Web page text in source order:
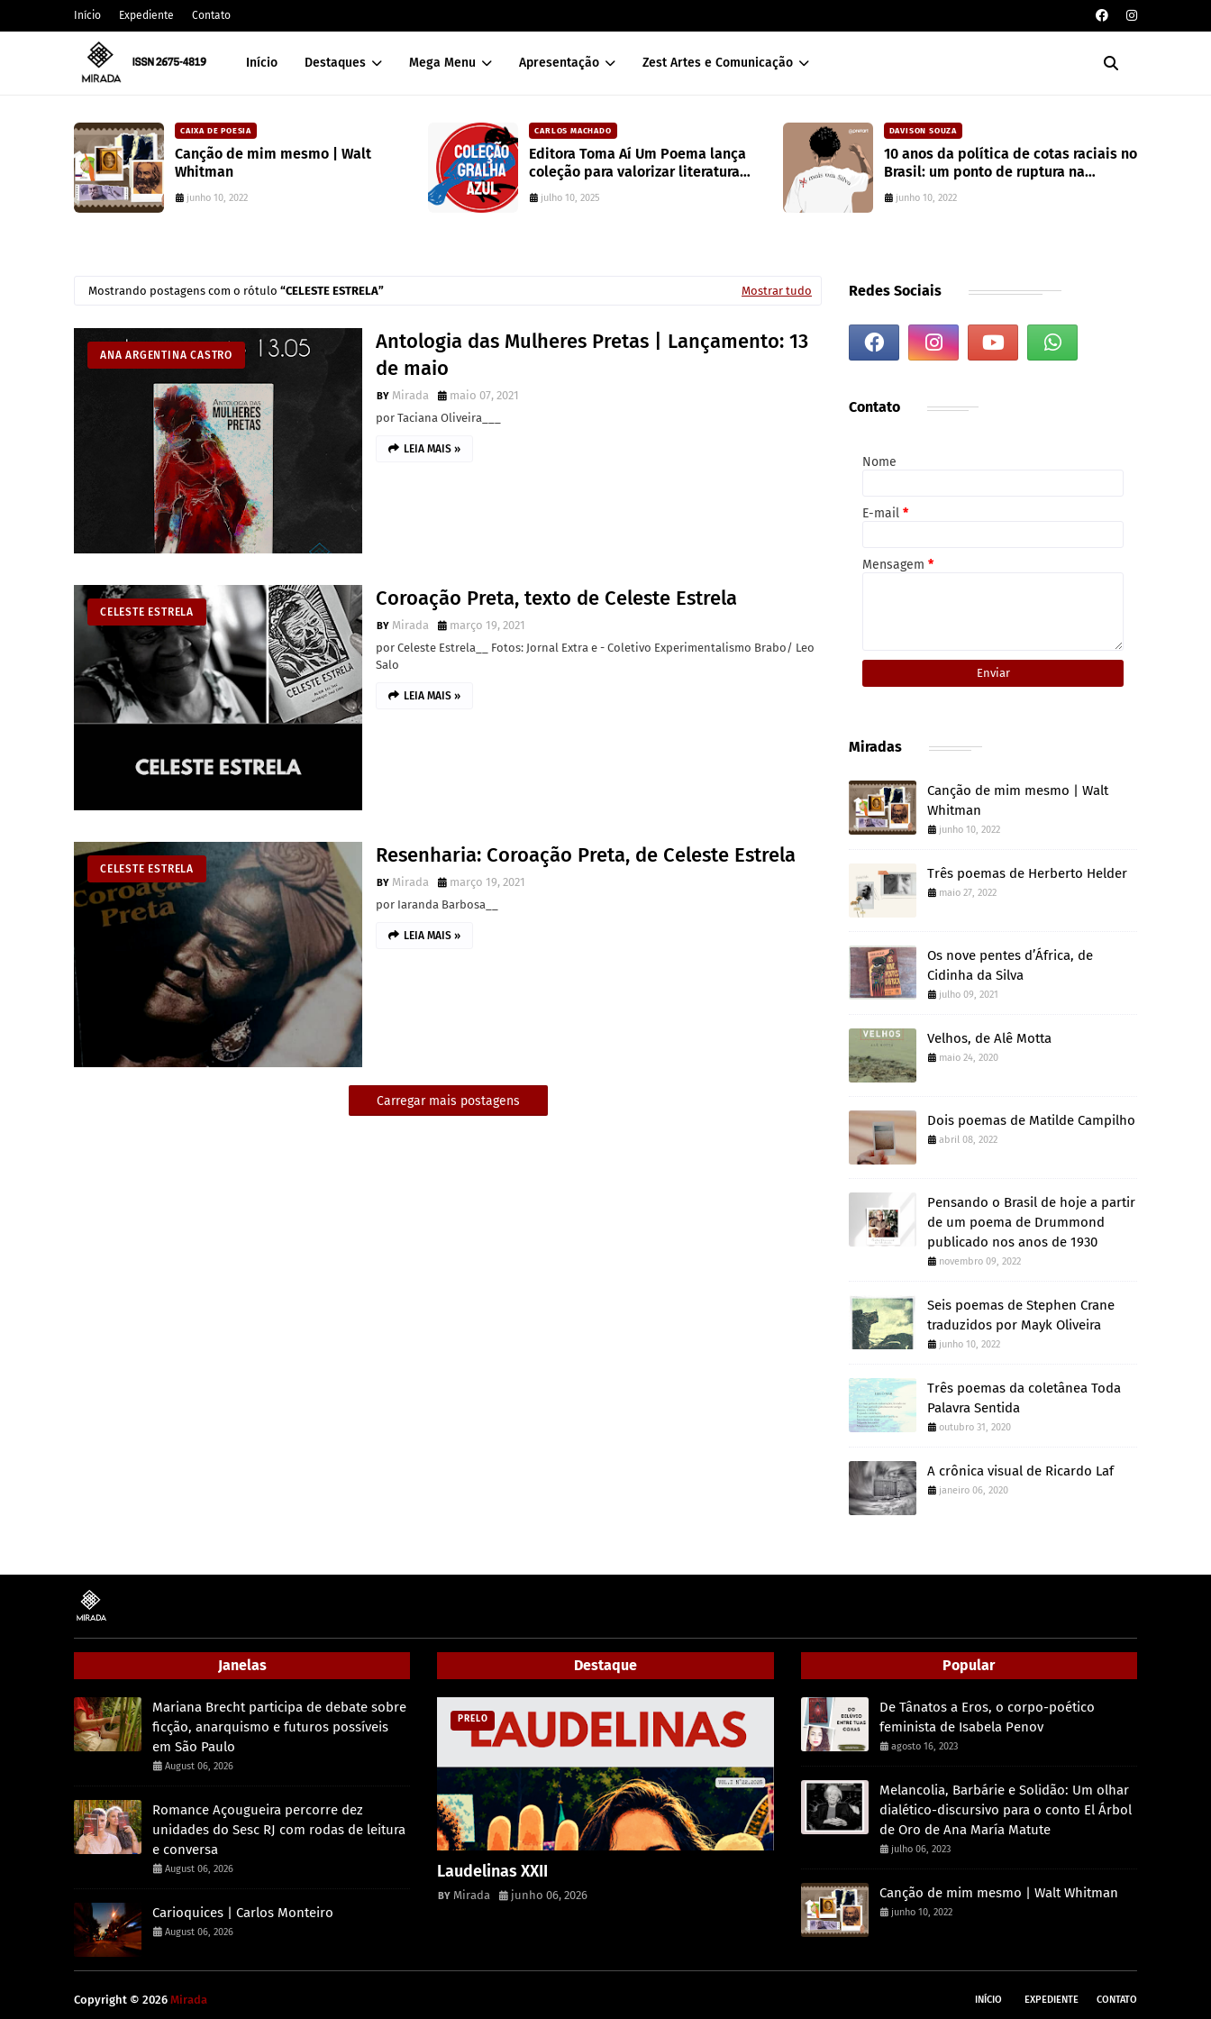
Início Expediente Contato
Início Destaques Mega Menu Apresentação Zest Artes e Comunicação
| Walt
CARLOS MACHADO
Editora Toma Aí Um Poema lança
coleção para valorizar literatura
paranaense
julho 10, 2025
DAVISON SOUZA
10 anos da política de cotas raciais no
Brasil: um ponto de ruptura na
colonialidade
CAIXA DE POESIA
Seis poemas de Stephen Crane
traduzidos por Mayk Oliveira
junho 10, 2022
Mostrando postagens com o rótulo CELESTE ESTRELA Mostrar tudo
ANA ARGENTINA CASTRO
Antologia das Mulheres Pretas | Lançamento: 13
de maio
Mirada
maio 07, 2021
por Taciana Oliveira___
LEIA MAIS »
CELESTE ESTRELA
Coroação Preta, texto de Celeste Estrela
Mirada
março 19, 2021
por Celeste Estrela­__ Fotos: Jornal Extra e - Coletivo Experimentalismo Brabo/ Leo
Salo
LEIA MAIS »
CELESTE ESTRELA
Resenharia: Coroação Preta, de Celeste Estrela
Mirada
março 19, 2021
por Iaranda Barbosa__
LEIA MAIS »
Carregar mais postagens
Redes Sociais
Contato
Nome
E-mail *
Mensagem *
Miradas
Canção de mim mesmo | Walt
Whitman
junho 10, 2022
Três poemas de Herberto Helder
maio 27, 2022
Os nove pentes d’África, de
Cidinha da Silva
julho 09, 2021
Velhos, de Alê Motta
maio 24, 2020
Dois poemas de Matilde Campilho
abril 08, 2022
Pensando o Brasil de hoje a partir
de um poema de Drummond
publicado nos anos de 1930
novembro 09, 2022
Seis poemas de Stephen Crane
traduzidos por Mayk Oliveira
junho 10, 2022
Três poemas da coletânea Toda
Palavra Sentida
outubro 31, 2020
A crônica visual de Ricardo Laf
janeiro 06, 2020
Janelas
Mariana Brecht participa de debate sobre
ficção, anarquismo e futuros possíveis
em São Paulo
August 06, 2026
Romance Açougueira percorre dez
unidades do Sesc RJ com rodas de leitura
e conversa
August 06, 2026
Carioquices | Carlos Monteiro
August 06, 2026
Destaque
PRELO
Laudelinas XXII
Mirada junho 06, 2026
Popular
De Tânatos a Eros, o corpo-poético
feminista de Isabela Penov
agosto 16, 2023
Melancolia, Barbárie e Solidão: Um olhar
dialético-discursivo para o conto El Árbol
de Oro de Ana María Matute
julho 06, 2023
Canção de mim mesmo | Walt Whitman
junho 10, 2022
INÍCIO EXPEDIENTE CONTATO
Copyright © 2026 Mirada